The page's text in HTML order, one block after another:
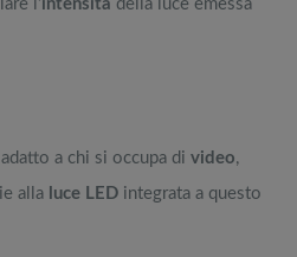
l’intensità della luce emessa
a chi si occupa di video,
alla luce LED integrata a questo